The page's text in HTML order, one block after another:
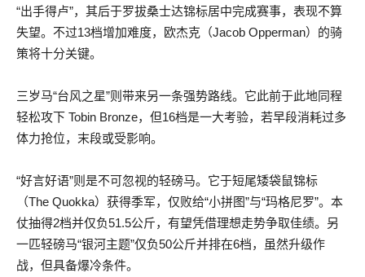
“出手得卢”，其后于罗拔桑士达锦标居中完成赛事，表现不算
失望。不过13档增加难度，欧杰克（Jacob Opperman）的骑
策将十分关键。
三岁马“台风之星”则带来另一条强势路线。它此前于此地同程
轻松攻下 Tobin Bronze，但16档是一大考验，若早段消耗过多
体力抢位，末段或受影响。
“好言好语”则是不可忽视的轻磅马。它于短尾矮袋鼠锦标
（The Quokka）获得季军，仅败给“小拼图”与“玛格尼罗”。本
仗抽得2档并仅负51.5公斤，有望凭借理想走势争取佳绩。另
一匹轻磅马“银河主题”仅负50公斤并排在6档，虽然升级作
战，但具备爆冷条件。